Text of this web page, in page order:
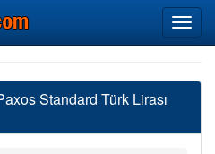
Standard Türk Lirası